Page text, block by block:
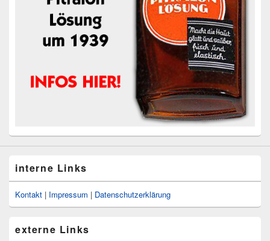
interne Links
Kontakt | Impressum | Datenschutzerklärung
externe Links